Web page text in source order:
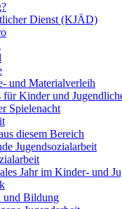
Dienst (KJÄD)
und Materialverleih
für Kinder und
Spielenacht
diesem Bereich
Jugendsozialarbeit
Jahr im Kinder- und
und Bildung